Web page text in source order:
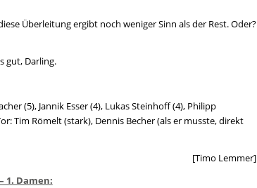
Überleitung ergibt noch weniger Sinn als der Rest. Oder?
gut, Darling.
(5), Jannik Esser (4), Lukas Steinhoff (4), Philipp
Tim Römelt (stark), Dennis Becher (als er musste, direkt
[Timo Lemmer]
1. Damen: